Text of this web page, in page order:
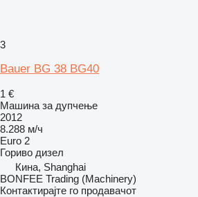
3
Bauer BG 38 BG40
1 €
Машина за дупчење
2012
8.288 м/ч
Euro 2
Гориво дизел
Кина, Shanghai
BONFEE Trading (Machinery)
Контактирајте го продавачот